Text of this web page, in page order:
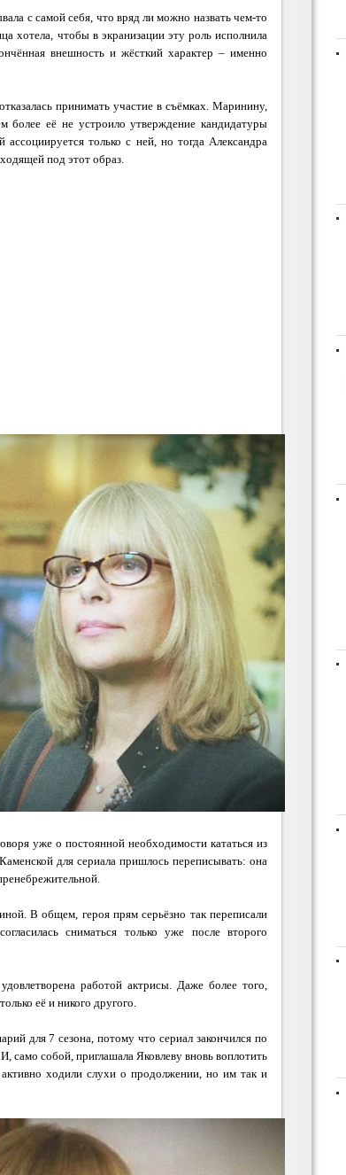
с самой себя, что вряд ли можно назвать чем-то
хотела, чтобы в экранизации эту роль исполнила
внешность и жёсткий характер – именно
принимать участие в съёмках. Маринину,
более её не устроило утверждение кандидатуры
только с ней, но тогда Александра
под этот образ.
уже о постоянной необходимости кататься из
для сериала пришлось переписывать: она
В общем, героя прям серьёзно так переписали
сниматься только уже после второго
работой актрисы. Даже более того,
её и никого другого.
для 7 сезона, потому что сериал закончился по
само собой, приглашала Яковлеву вновь воплотить
ходили слухи о продолжении, но им так и